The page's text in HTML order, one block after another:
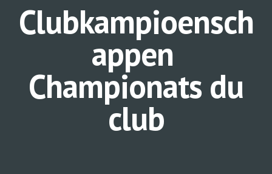
Clubkampioensch
appen
Championats du
club